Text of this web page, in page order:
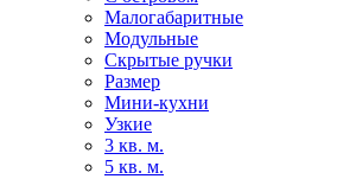
Малогабаритные
Модульные
Скрытые ручки
Размер
Мини-кухни
Узкие
3 кв. м.
5 кв. м.